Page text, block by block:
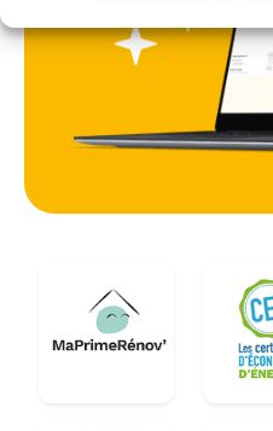
tout en valorisant le
enjeux de la rénovation